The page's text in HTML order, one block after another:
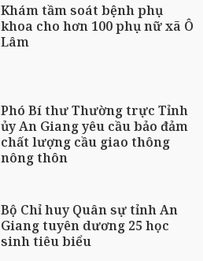
Khám tầm soát bệnh phụ
khoa cho hơn 100 phụ nữ xã Ô
Lâm
Phó Bí thư Thường trực Tỉnh
ủy An Giang yêu cầu bảo đảm
chất lượng cầu giao thông
nông thôn
Bộ Chỉ huy Quân sự tỉnh An
Giang tuyên dương 25 học
sinh tiêu biểu